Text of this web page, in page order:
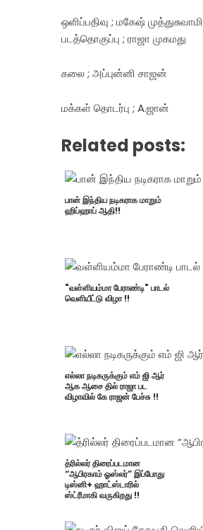
ஒளிப்பதிவு ; மகேஷ் முத்துசுவாமி
படத்தொகுப்பு ; ராஜா முகமது
கலை ; அப்புன்னி சாஜன்
மக்கள் தொடர்பு ; A.ஜான்
Related posts:
பான் இந்திய நடிகராக மாறும்
ஹிப்ஹாப் ஆதி!!
"வள்ளியம்மா பேராண்டி" பாடல்
வெளியீட்டு விழா !!
எல்லா நடிகருக்கும் எம் ஜி ஆர்
ஆக ஆசை தில் ராஜா பட
விழாவில் கே ராஜன் பேச்சு !!
த்ரில்லர் திரைப்படமான
“ஆபிரகாம் ஓஸ்லர்” இப்போது
டிஸ்னி+ ஹாட்ஸ்டாரில்
ஸ்ட்ரீமாகி வருகிறது !!